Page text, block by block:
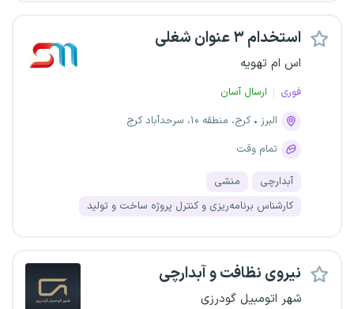
استخدام ۳ عنوان شغلی
اس ام تهویه
فوری
ارسال آسان
البرز
کرج، منطقه ۱۰، سرحدآباد کرج
تمام وقت
آبدارچی
منشی
کارشناس برنامه‌ریزی و کنترل پروژه ساخت و تولید
نیروی نظافت و آبدارچی
شهر اتومبیل گودرزی